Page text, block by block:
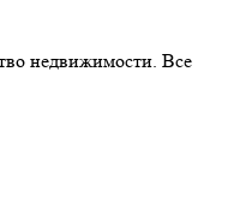
недвижимости. Все